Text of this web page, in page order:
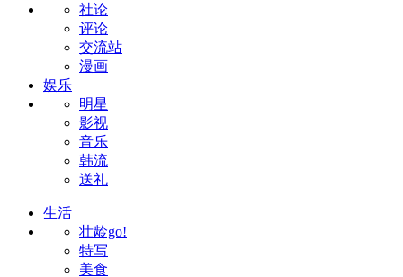
社论
评论
交流站
漫画
娱乐
明星
影视
音乐
韩流
送礼
生活
壮龄go!
特写
美食